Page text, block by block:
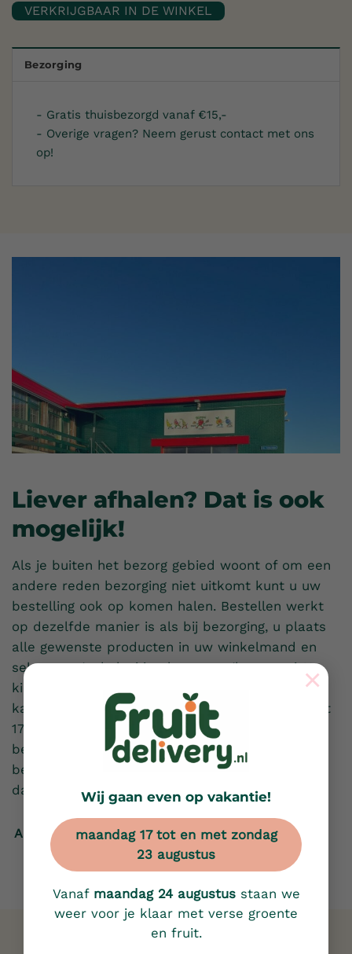
Wij gaan even op vakantie!
maandag 17 tot en met zondag
23 augustus
Vanaf maandag 24 augustusstaan we
weer voor je klaar met verse groente
en fruit.
×
Bezorging
- Gratis thuisbezorgd vanaf €15,-
- Overige vragen? Neem gerust contact met ons
op!
Liever afhalen? Dat is ook
mogelijk!
Als je buiten het bezorg gebied woont of om een
andere reden bezorging niet uitkomt kunt u uw
bestelling ook op komen halen. Bestellen werkt
op dezelfde manier is als bij bezorging, u plaats
alle gewenste producten in uw winkelmand en
selecteert ‘ophalen’ in plaats van ‘bezorgen’. U
kiest wanneer u uw bestelling op wilt halen, dit
kan van dinsdag tot en met vrijdag van 09:00 tot
17:00 uur. U kunt bij het plaatsen van uw
bestelling via iDeal betalen of wanneer u uw
bestelling op komt halen contant betalen. Tot
dan!
Afspraak maken